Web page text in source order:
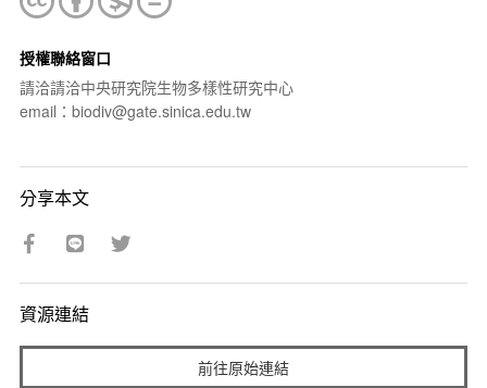
授權聯絡窗口
請洽請洽中央研究院生物多樣性研究中心
email：biodiv@gate.sinica.edu.tw
分享本文
資源連結
前往原始連結